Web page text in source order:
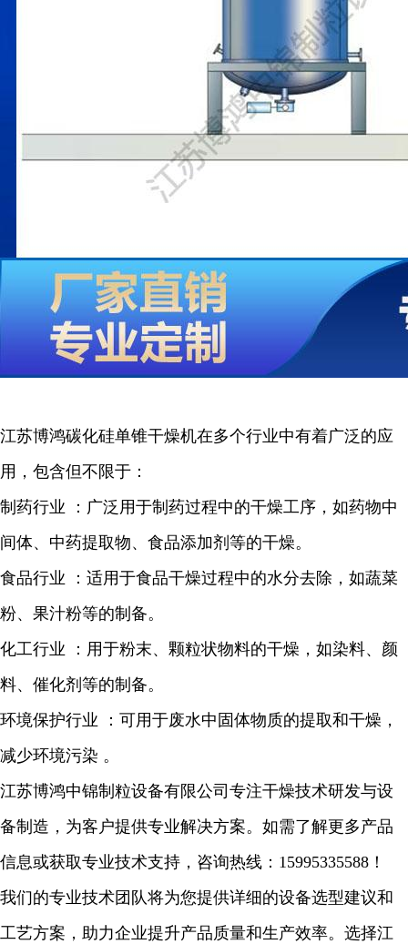
江苏博鸿碳化硅单锥干燥机在多个行业中有着广泛的应
用，包含但不限于：
制药行业 ：广泛用于制药过程中的干燥工序，如药物中
间体、中药提取物、食品添加剂等的干燥。
食品行业 ：适用于食品干燥过程中的水分去除，如蔬菜
粉、果汁粉等的制备。
化工行业 ：用于粉末、颗粒状物料的干燥，如染料、颜
料、催化剂等的制备。
环境保护行业 ：可用于废水中固体物质的提取和干燥，
减少环境污染 。
江苏博鸿中锦制粒设备有限公司专注干燥技术研发与设
备制造，为客户提供专业解决方案。如需了解更多产品
信息或获取专业技术支持，咨询热线： 15995335588！
我们的专业技术团队将为您提供详细的设备选型建议和
工艺方案，助力企业提升产品质量和生产效率。 选择江